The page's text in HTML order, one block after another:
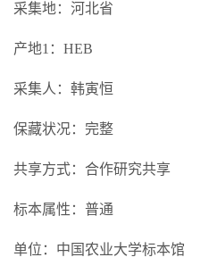
采集地：河北省
产地1：HEB
采集人：韩寅恒
保藏状况：完整
共享方式：合作研究共享
标本属性：普通
单位：中国农业大学标本馆